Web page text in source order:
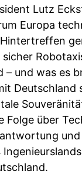
Lutz
Europa
sicher
– und was es
Deutschland
Folge über
Ingenieurslands